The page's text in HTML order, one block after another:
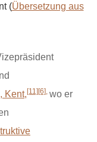
(Übersetzung aus
Kent,[11][6], wo er